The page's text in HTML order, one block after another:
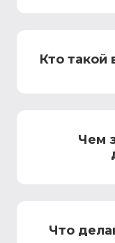
Кто такой
Чем
Что